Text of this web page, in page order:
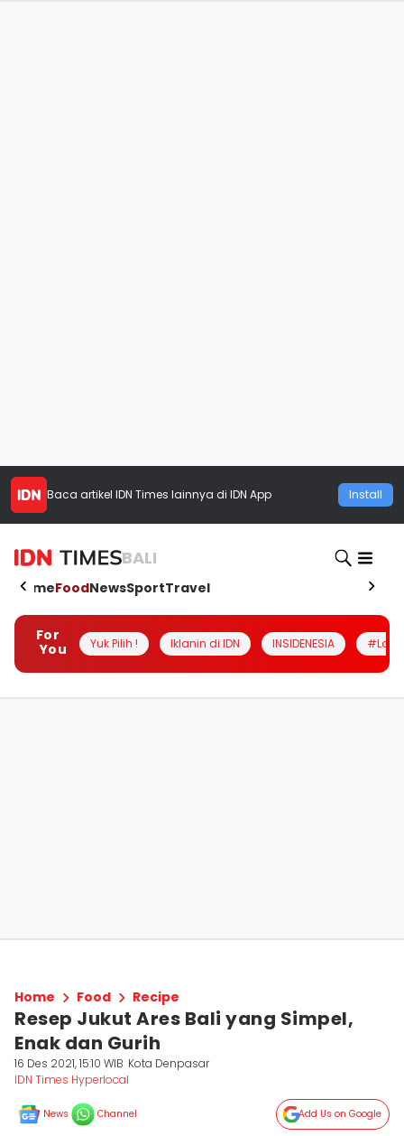
Baca artikel IDN Times lainnya di IDN App Install
BALI
HomeFoodNewsSportTravel
For
You
Yuk Pilih ! Iklanin di IDN INSIDENESIA
Home Food Recipe
Resep Jukut Ares Bali yang Simpel,
Enak dan Gurih
16 Des 2021, 15:10 WIB Kota Denpasar
IDN Times Hyperlocal
News Channel Add Us on Google